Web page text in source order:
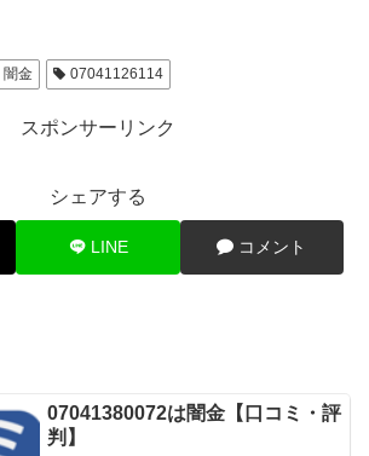
闇金 07041126114
スポンサーリンク
シェアする
LINE コメント
07041380072は闇金【口コミ・評
判】